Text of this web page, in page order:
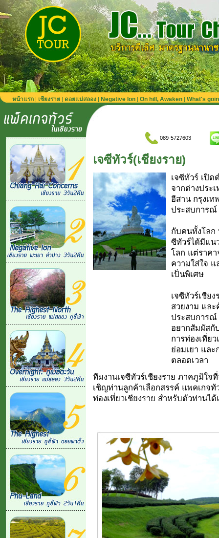
หน้าแรก | เชียงราย | ดอยแม่สลอง | Negative Ion | On hill, Awaken | What's
089-5727603
เจซีทัวร์(เชียงราย)
เจซีทัวร์ เปิด
จากต่างประ
อีสาน กรุงเ
ประสบการณ์
กับคนทั้งโลก
ซีทัวร์ได้มีแน
โลก แต่ราคา
ความใส่ใจ
เป็นพิเศษ
เจซีทัวร์เชีย
สวยงาม และ
ประสบการณ์
อยากสัมผัสกั
การท่องเที่ย
ย่อมเยา และ
ตลอดเวลา
ทีมงานเจซีทัวร์เชียงราย ภาคภูมิใ
เชิญท่านลูกค้าเลือกสรรค์ แพคเกจ
ท่องเที่ยวเชียงราย สำหรับตัวท่านไ